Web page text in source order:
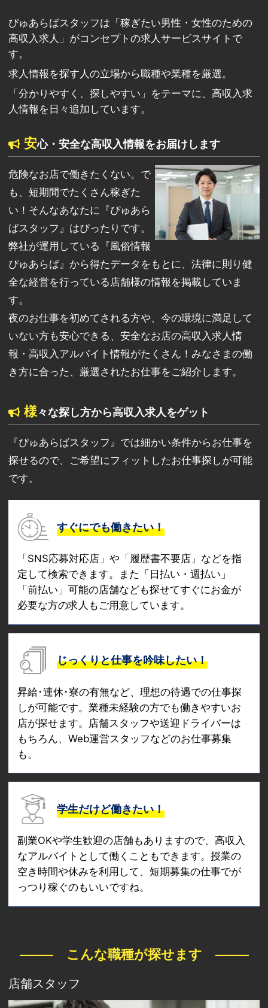
ぴゅあらばスタッフは「稼ぎたい男性・女性のための
高収入求人」がコンセプトの求人サービスサイトで
す。
求人情報を探す人の立場から職種や業種を厳選。
「分かりやすく、探しやすい」をテーマに、高収入求
人情報を日々追加しています。
安心・安全な高収入情報をお届けします
危険なお店で働きたくない。で
も、短期間でたくさん稼ぎた
い！そんなあなたに『ぴゅあら
ばスタッフ』はぴったりです。
弊社が運用している『風俗情報
ぴゅあらば』から得たデータをもとに、法律に則り健
全な経営を行っている店舗様の情報を掲載していま
す。
夜のお仕事を初めてされる方や、今の環境に満足して
いない方も安心できる、安全なお店の高収入求人情
報・高収入アルバイト情報がたくさん！みなさまの働
き方に合った、厳選されたお仕事をご紹介します。
様々な探し方から高収入求人をゲット
『ぴゅあらばスタッフ』では細かい条件からお仕事を
探せるので、ご希望にフィットしたお仕事探しが可能
です。
すぐにでも働きたい！
「SNS応募対応店」や「履歴書不要店」などを指
定して検索できます。また「日払い・週払い」
「前払い」可能の店舗なども探せてすぐにお金が
必要な方の求人もご用意しています。
じっくりと仕事を吟味したい！
昇給･連休･寮の有無など、理想の待遇での仕事探
しが可能です。業種未経験の方でも働きやすいお
店が探せます。店舗スタッフや送迎ドライバーは
もちろん、Web運営スタッフなどのお仕事募集
も。
学生だけど働きたい！
副業OKや学生歓迎の店舗もありますので、高収入
なアルバイトとして働くこともできます。授業の
空き時間や休みを利用して、短期募集の仕事でが
っつり稼ぐのもいいですね。
こんな職種が探せます
店舗スタッフ